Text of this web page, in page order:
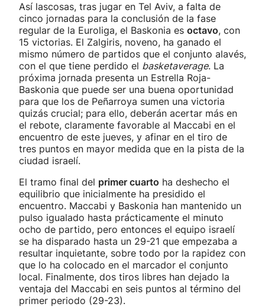
Así lascosas, tras jugar en Tel Aviv, a falta de
cinco jornadas para la conclusión de la fase
regular de la Euroliga, el Baskonia es octavo, con
15 victorias. El Zalgiris, noveno, ha ganado el
mismo número de partidos que el conjunto alavés,
con el que tiene perdido el basketaverage. La
próxima jornada presenta un Estrella Roja-
Baskonia que puede ser una buena oportunidad
para que los de Peñarroya sumen una victoria
quizás crucial; para ello, deberán acertar más en
el rebote, claramente favorable al Maccabi en el
encuentro de este jueves, y afinar en el tiro de
tres puntos en mayor medida que en la pista de la
ciudad israelí.
El tramo final del primer cuarto ha deshecho el
equilibrio que inicialmente ha presidido el
encuentro. Maccabi y Baskonia han mantenido un
pulso igualado hasta prácticamente el minuto
ocho de partido, pero entonces el equipo israelí
se ha disparado hasta un 29-21 que empezaba a
resultar inquietante, sobre todo por la rapidez con
que lo ha colocado en el marcador el conjunto
local. Finalmente, dos tiros libres han dejado la
ventaja del Maccabi en seis puntos al término del
primer periodo (29-23).